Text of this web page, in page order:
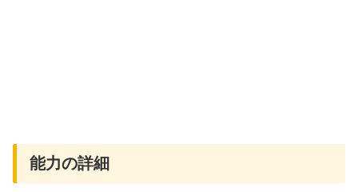
能力の詳細